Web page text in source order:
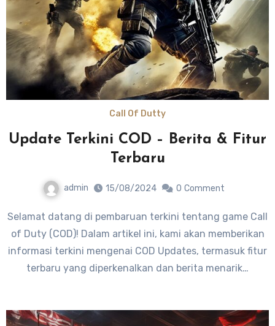
Call Of Dutty
Update Terkini COD – Berita & Fitur
Terbaru
admin 15/08/2024 0 Comment
Selamat datang di pembaruan terkini tentang game Call
of Duty (COD)! Dalam artikel ini, kami akan memberikan
informasi terkini mengenai COD Updates, termasuk fitur
terbaru yang diperkenalkan dan berita menarik…